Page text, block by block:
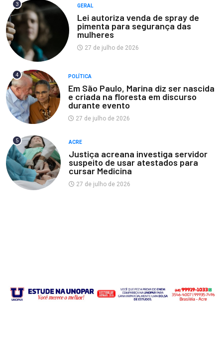
3 GERAL
Lei autoriza venda de spray de
pimenta para segurança das
mulheres
27 de julho de 2026
4 POLÍTICA
Em São Paulo, Marina diz ser nascida
e criada na floresta em discurso
durante evento
27 de julho de 2026
5 ACRE
Justiça acreana investiga servidor
suspeito de usar atestados para
cursar Medicina
27 de julho de 2026